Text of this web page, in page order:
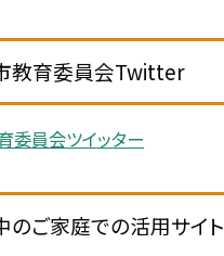
教育委員会Twitter
委員会ツイッター
のご家庭での活用サイト